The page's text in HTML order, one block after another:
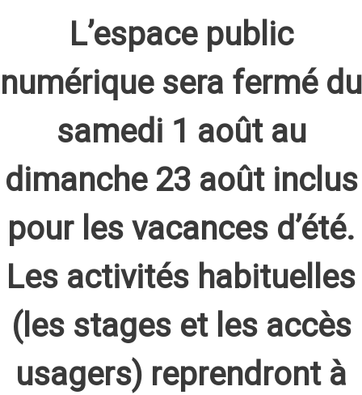
L’espace public
numérique sera fermé du
samedi 1 août au
dimanche 23 août inclus
pour les vacances d’été.
Les activités habituelles
(les stages et les accès
usagers) reprendront à